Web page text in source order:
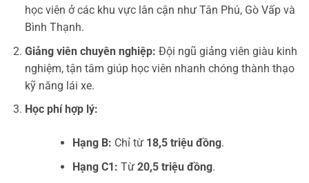
học viên ở các khu vực lân cận như Tân Phú, Gò Vấp và
Bình Thạnh.
Giảng viên chuyên nghiệp: Đội ngũ giảng viên giàu kinh
nghiệm, tận tâm giúp học viên nhanh chóng thành thạo
kỹ năng lái xe.
Học phí hợp lý:
Hạng B: Chỉ từ 18,5 triệu đồng.
Hạng C1: Từ 20,5 triệu đồng.